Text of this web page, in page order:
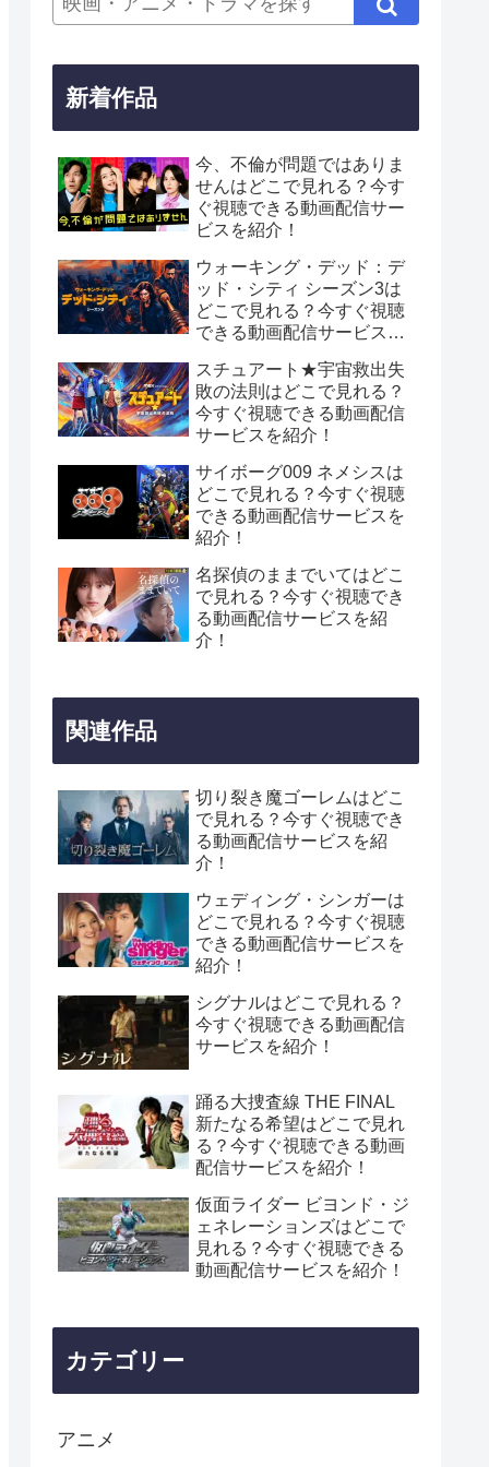
新着作品
今、不倫が問題ではありま
せんはどこで見れる？今す
ぐ視聴できる動画配信サー
ビスを紹介！
ウォーキング・デッド：デ
ッド・シティ シーズン3は
どこで見れる？今すぐ視聴
できる動画配信サービスを
スチュアート★宇宙救出失
敗の法則はどこで見れる？
今すぐ視聴できる動画配信
サービスを紹介！
サイボーグ009 ネメシスは
どこで見れる？今すぐ視聴
できる動画配信サービスを
紹介！
名探偵のままでいてはどこ
で見れる？今すぐ視聴でき
る動画配信サービスを紹
介！
関連作品
切り裂き魔ゴーレムはどこ
で見れる？今すぐ視聴でき
る動画配信サービスを紹
介！
ウェディング・シンガーは
どこで見れる？今すぐ視聴
できる動画配信サービスを
紹介！
シグナルはどこで見れる？
今すぐ視聴できる動画配信
サービスを紹介！
踊る大捜査線 THE FINAL
新たなる希望はどこで見れ
る？今すぐ視聴できる動画
配信サービスを紹介！
仮面ライダー ビヨンド・ジ
ェネレーションズはどこで
見れる？今すぐ視聴できる
動画配信サービスを紹介！
カテゴリー
アニメ